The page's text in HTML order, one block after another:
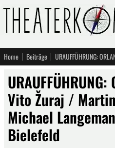
Home Beiträge
URAUFFÜHRUNG:
Vito Žuraj /
Michael
Bielefeld